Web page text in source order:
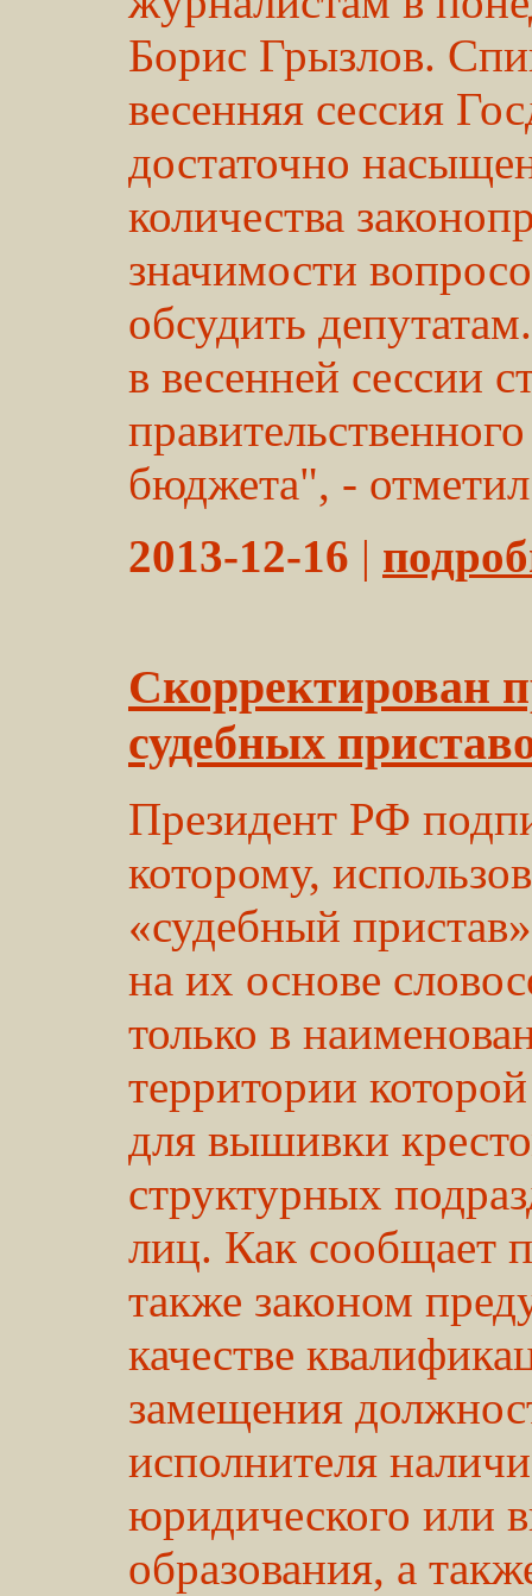
Борис Грызлов.
весенняя сессия
достаточно
количества
значимости
обсудить
в весенней сессии
бюджета", -
2013-12-16 |
Скорректирован
судебных
Президент РФ
которому,
«судебный
на их основе
только в
территории
для вышивки
структурных
лиц. Как сообщает
также законом
качестве
замещения
исполнителя
юридического или
образования, а